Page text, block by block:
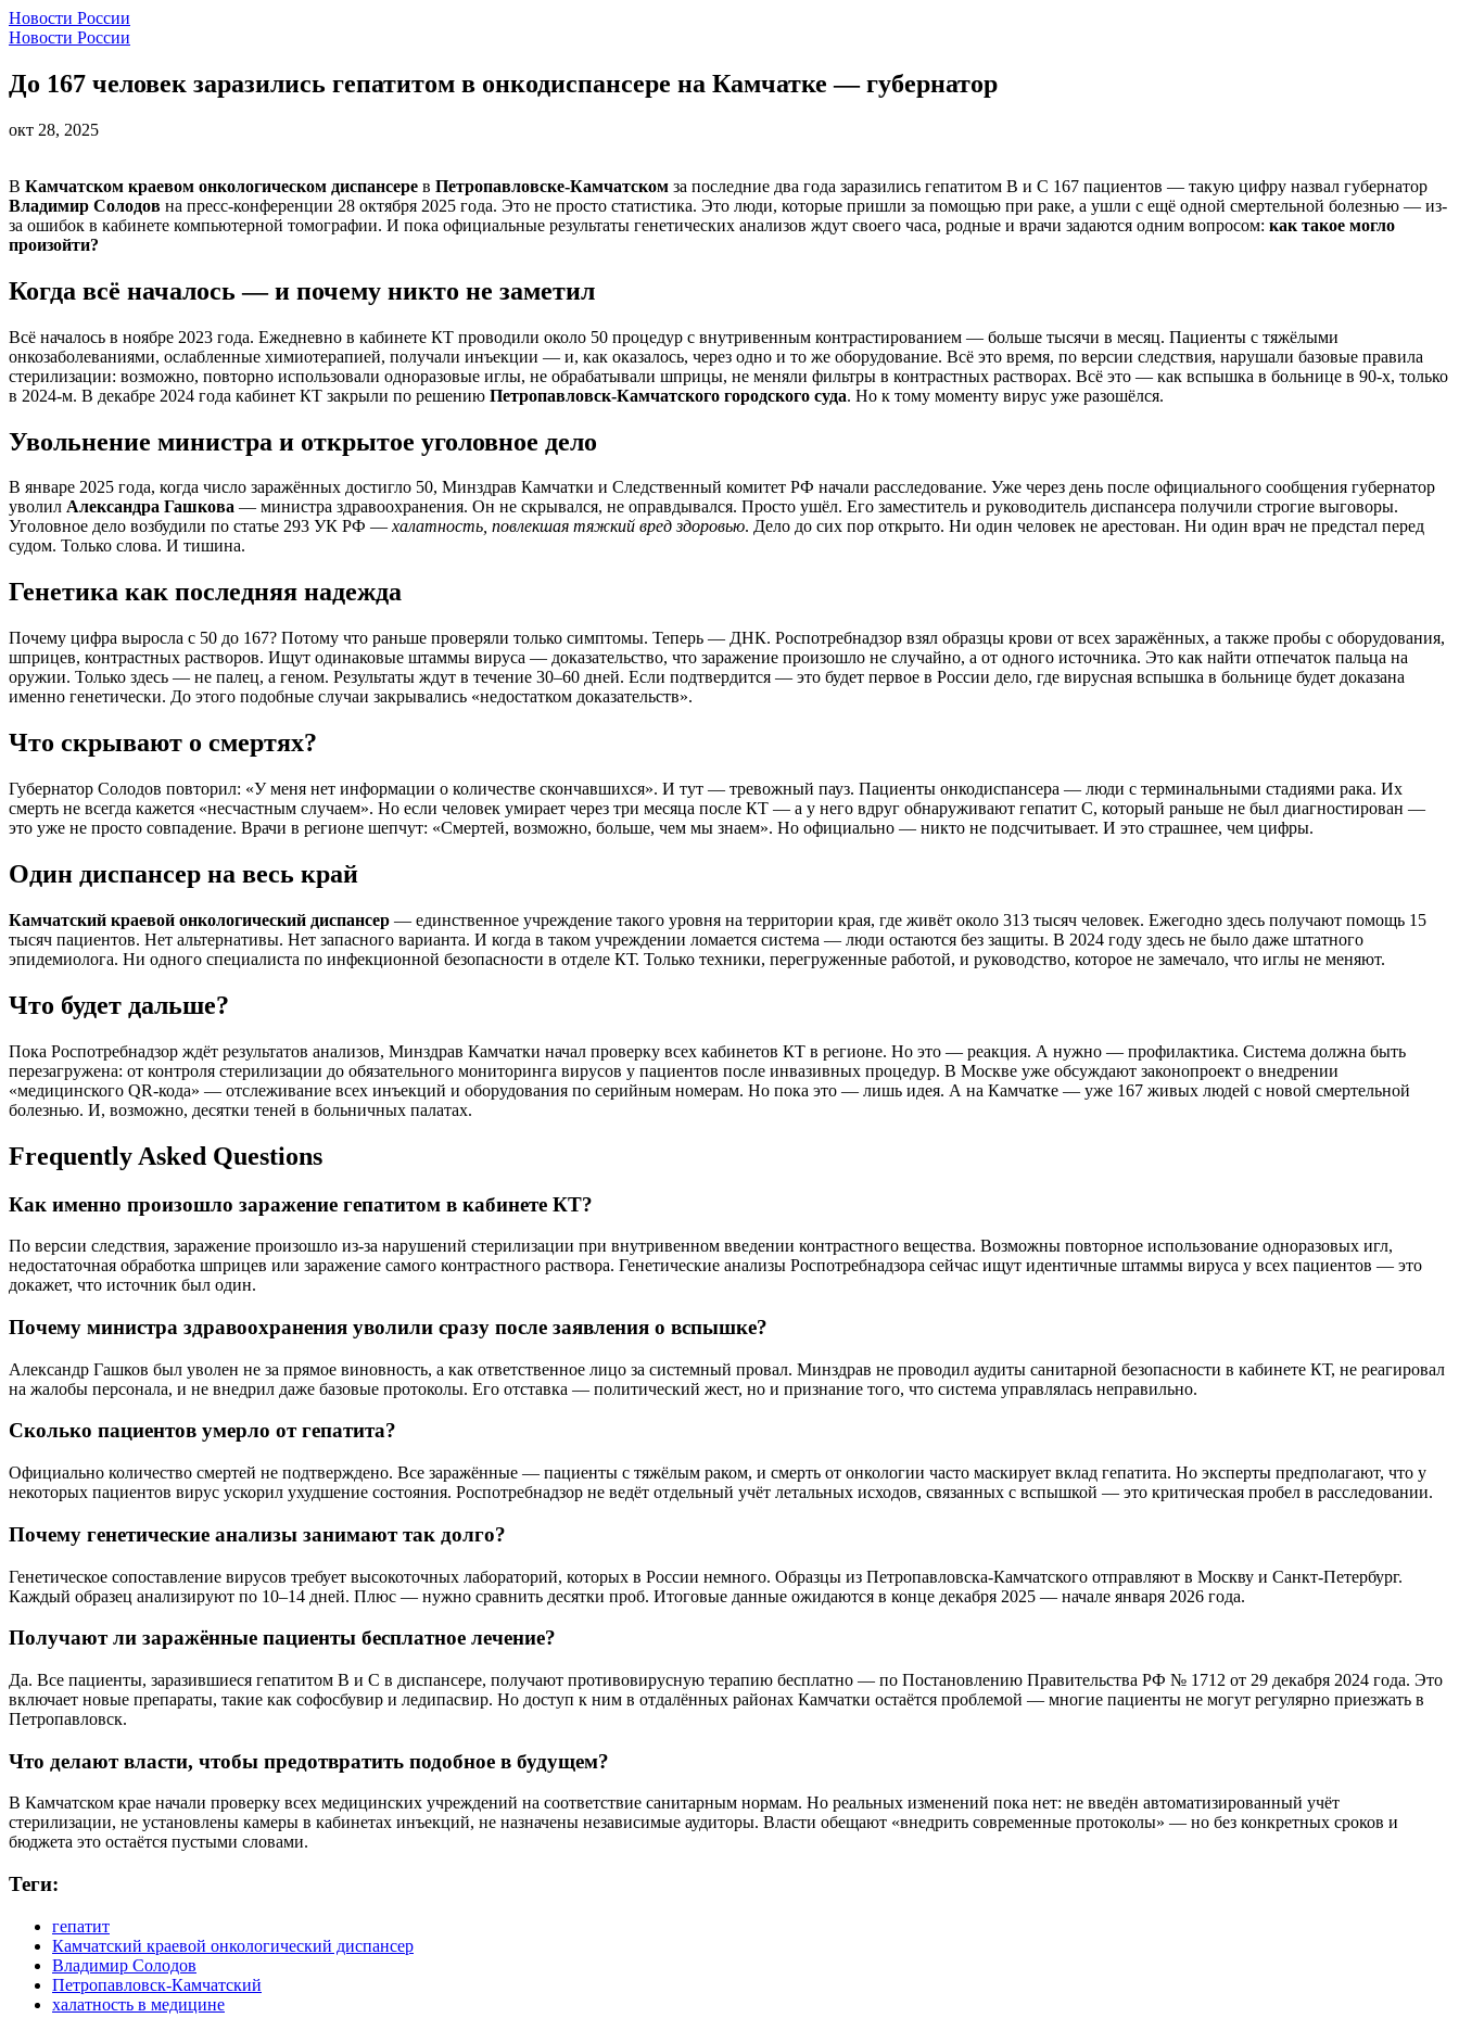
Новости России
Новости России
До 167 человек заразились гепатитом в онкодиспансере на Камчатке — губернатор
окт 28, 2025
В Камчатском краевом онкологическом диспансере в Петропавловске-Камчатском за последние два года заразились гепатитом B и C 167 пациентов — такую цифру назвал губернатор
Владимир Солодов на пресс-конференции 28 октября 2025 года. Это не просто статистика. Это люди, которые пришли за помощью при раке, а ушли с ещё одной смертельной болезнью — из-
за ошибок в кабинете компьютерной томографии. И пока официальные результаты генетических анализов ждут своего часа, родные и врачи задаются одним вопросом: как такое могло
произойти?
Когда всё началось — и почему никто не заметил
Всё началось в ноябре 2023 года. Ежедневно в кабинете КТ проводили около 50 процедур с внутривенным контрастированием — больше тысячи в месяц. Пациенты с тяжёлыми
онкозаболеваниями, ослабленные химиотерапией, получали инъекции — и, как оказалось, через одно и то же оборудование. Всё это время, по версии следствия, нарушали базовые правила
стерилизации: возможно, повторно использовали одноразовые иглы, не обрабатывали шприцы, не меняли фильтры в контрастных растворах. Всё это — как вспышка в больнице в 90-х, только
в 2024-м. В декабре 2024 года кабинет КТ закрыли по решению Петропавловск-Камчатского городского суда. Но к тому моменту вирус уже разошёлся.
Увольнение министра и открытое уголовное дело
В январе 2025 года, когда число заражённых достигло 50, Минздрав Камчатки и Следственный комитет РФ начали расследование. Уже через день после официального сообщения губернатор
уволил Александра Гашкова — министра здравоохранения. Он не скрывался, не оправдывался. Просто ушёл. Его заместитель и руководитель диспансера получили строгие выговоры.
Уголовное дело возбудили по статье 293 УК РФ —халатность, повлекшая тяжкий вред здоровью. Дело до сих пор открыто. Ни один человек не арестован. Ни один врач не предстал перед
судом. Только слова. И тишина.
Генетика как последняя надежда
Почему цифра выросла с 50 до 167? Потому что раньше проверяли только симптомы. Теперь — ДНК. Роспотребнадзор взял образцы крови от всех заражённых, а также пробы с оборудования,
шприцев, контрастных растворов. Ищут одинаковые штаммы вируса — доказательство, что заражение произошло не случайно, а от одного источника. Это как найти отпечаток пальца на
оружии. Только здесь — не палец, а геном. Результаты ждут в течение 30–60 дней. Если подтвердится — это будет первое в России дело, где вирусная вспышка в больнице будет доказана
именно генетически. До этого подобные случаи закрывались «недостатком доказательств».
Что скрывают о смертях?
Губернатор Солодов повторил: «У меня нет информации о количестве скончавшихся». И тут — тревожный пауз. Пациенты онкодиспансера — люди с терминальными стадиями рака. Их
смерть не всегда кажется «несчастным случаем». Но если человек умирает через три месяца после КТ — а у него вдруг обнаруживают гепатит C, который раньше не был диагностирован —
это уже не просто совпадение. Врачи в регионе шепчут: «Смертей, возможно, больше, чем мы знаем». Но официально — никто не подсчитывает. И это страшнее, чем цифры.
Один диспансер на весь край
Камчатский краевой онкологический диспансер — единственное учреждение такого уровня на территории края, где живёт около 313 тысяч человек. Ежегодно здесь получают помощь 15
тысяч пациентов. Нет альтернативы. Нет запасного варианта. И когда в таком учреждении ломается система — люди остаются без защиты. В 2024 году здесь не было даже штатного
эпидемиолога. Ни одного специалиста по инфекционной безопасности в отделе КТ. Только техники, перегруженные работой, и руководство, которое не замечало, что иглы не меняют.
Что будет дальше?
Пока Роспотребнадзор ждёт результатов анализов, Минздрав Камчатки начал проверку всех кабинетов КТ в регионе. Но это — реакция. А нужно — профилактика. Система должна быть
перезагружена: от контроля стерилизации до обязательного мониторинга вирусов у пациентов после инвазивных процедур. В Москве уже обсуждают законопроект о внедрении
«медицинского QR-кода» — отслеживание всех инъекций и оборудования по серийным номерам. Но пока это — лишь идея. А на Камчатке — уже 167 живых людей с новой смертельной
болезнью. И, возможно, десятки теней в больничных палатах.
Frequently Asked Questions
Как именно произошло заражение гепатитом в кабинете КТ?
По версии следствия, заражение произошло из-за нарушений стерилизации при внутривенном введении контрастного вещества. Возможны повторное использование одноразовых игл,
недостаточная обработка шприцев или заражение самого контрастного раствора. Генетические анализы Роспотребнадзора сейчас ищут идентичные штаммы вируса у всех пациентов — это
докажет, что источник был один.
Почему министра здравоохранения уволили сразу после заявления о вспышке?
Александр Гашков был уволен не за прямое виновность, а как ответственное лицо за системный провал. Минздрав не проводил аудиты санитарной безопасности в кабинете КТ, не реагировал
на жалобы персонала, и не внедрил даже базовые протоколы. Его отставка — политический жест, но и признание того, что система управлялась неправильно.
Сколько пациентов умерло от гепатита?
Официально количество смертей не подтверждено. Все заражённые — пациенты с тяжёлым раком, и смерть от онкологии часто маскирует вклад гепатита. Но эксперты предполагают, что у
некоторых пациентов вирус ускорил ухудшение состояния. Роспотребнадзор не ведёт отдельный учёт летальных исходов, связанных с вспышкой — это критическая пробел в расследовании.
Почему генетические анализы занимают так долго?
Генетическое сопоставление вирусов требует высокоточных лабораторий, которых в России немного. Образцы из Петропавловска-Камчатского отправляют в Москву и Санкт-Петербург.
Каждый образец анализируют по 10–14 дней. Плюс — нужно сравнить десятки проб. Итоговые данные ожидаются в конце декабря 2025 — начале января 2026 года.
Получают ли заражённые пациенты бесплатное лечение?
Да. Все пациенты, заразившиеся гепатитом B и C в диспансере, получают противовирусную терапию бесплатно — по Постановлению Правительства РФ № 1712 от 29 декабря 2024 года. Это
включает новые препараты, такие как софосбувир и ледипасвир. Но доступ к ним в отдалённых районах Камчатки остаётся проблемой — многие пациенты не могут регулярно приезжать в
Петропавловск.
Что делают власти, чтобы предотвратить подобное в будущем?
В Камчатском крае начали проверку всех медицинских учреждений на соответствие санитарным нормам. Но реальных изменений пока нет: не введён автоматизированный учёт
стерилизации, не установлены камеры в кабинетах инъекций, не назначены независимые аудиторы. Власти обещают «внедрить современные протоколы» — но без конкретных сроков и
бюджета это остаётся пустыми словами.
Теги:
гепатит
Камчатский краевой онкологический диспансер
Владимир Солодов
Петропавловск-Камчатский
халатность в медицине